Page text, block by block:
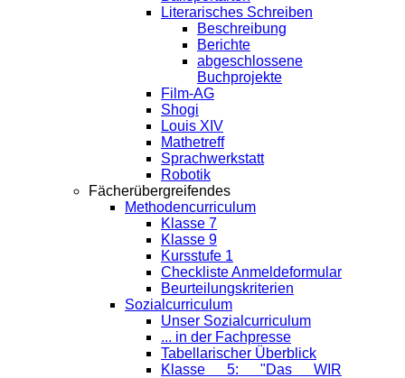
Literarisches Schreiben
Beschreibung
Berichte
abgeschlossene
Buchprojekte
Film-AG
Shogi
Louis XIV
Mathetreff
Sprachwerkstatt
Robotik
Fächerübergreifendes
Methodencurriculum
Klasse 7
Klasse 9
Kursstufe 1
Checkliste Anmeldeformular
Beurteilungskriterien
Sozialcurriculum
Unser Sozialcurriculum
... in der Fachpresse
Tabellarischer Überblick
Klasse 5: "Das WIR